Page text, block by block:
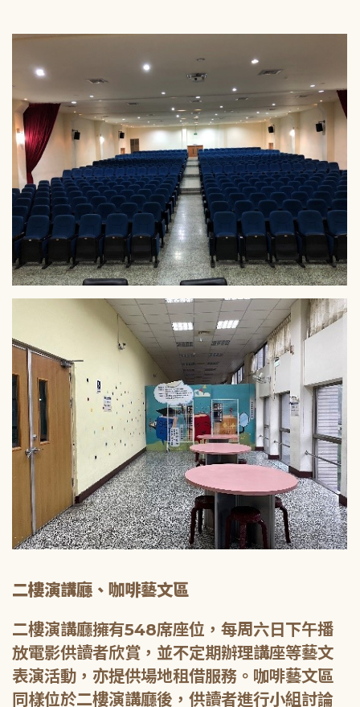
二樓演講廳、咖啡藝文區
二樓演講廳擁有548席座位，每周六日下午播
放電影供讀者欣賞，並不定期辦理講座等藝文
表演活動，亦提供場地租借服務。咖啡藝文區
同樣位於二樓演講廳後，供讀者進行小組討論